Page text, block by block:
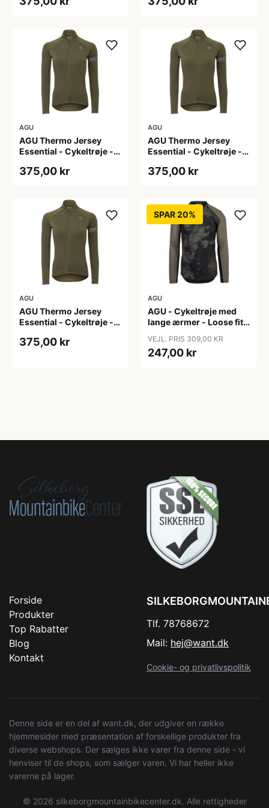
L M
AGU
AGU Thermo Jersey
Essential - Cykeltrøje -
S
375,00 kr
AGU
AGU Thermo Jersey
Essential - Cykeltrøje -
XL
375,00 kr
AGU
AGU Thermo Jersey
Essential - Cykeltrøje -
XXL
375,00 kr
SPAR 20%
AGU
AGU - Cykeltrøje med
lange ærmer - Loose fit -
VEJL. PRIS 309,00 KR
247,00 kr
Forside
Produkter
Top Rabatter
Blog
Kontakt
Tlf. 78768672
Mail: hej@want.dk
Cookie- og privatlivspolitik
Denne side er en del af want.dk, der udgiver en række
hjemmesider med præsentation af forskellige produkter fra
diverse webshops. Der sælges ikke varer fra denne side - vi
henviser til de shops, som sælger varen. Vi har heller ikke
varerne på lager.
© 2026 silkeborgmountainbikecenter.dk. Alle rettigheder